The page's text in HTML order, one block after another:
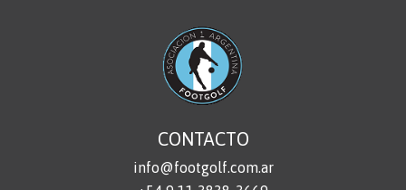
CONTACTO
info@footgolf.com.ar